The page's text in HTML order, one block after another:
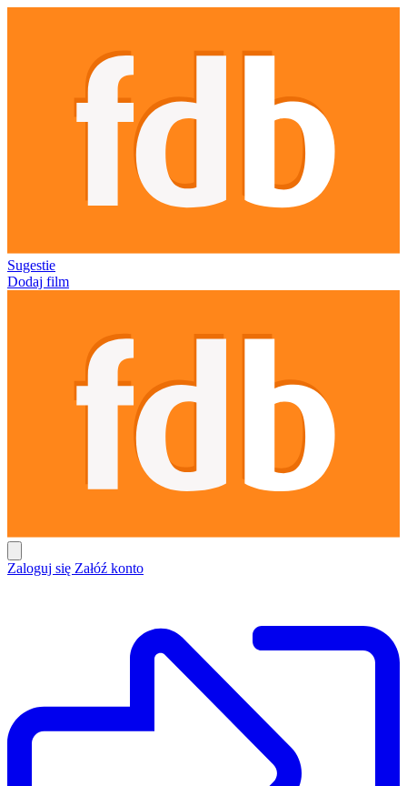
Sugestie
Dodaj film
Zaloguj się Załóź konto